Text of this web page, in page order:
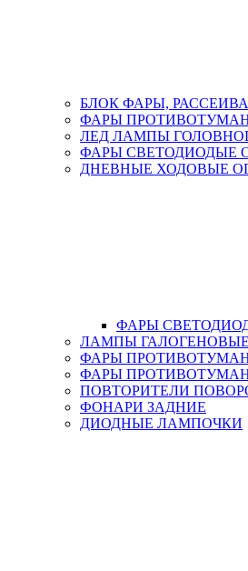
БЛОК ФАРЫ,
ФАРЫ
ЛЕД ЛАМПЫ
ФАРЫ СВЕТОДИОДЫЕ
ДНЕВНЫЕ ХОДОВЫЕ
ФАРЫ
ЛАМПЫ ГАЛОГЕНОВЫЕ
ФАРЫ
ФАРЫ
ПОВТОРИТЕЛИ
ФОНАРИ ЗАДНИЕ
ДИОДНЫЕ ЛАМПОЧКИ